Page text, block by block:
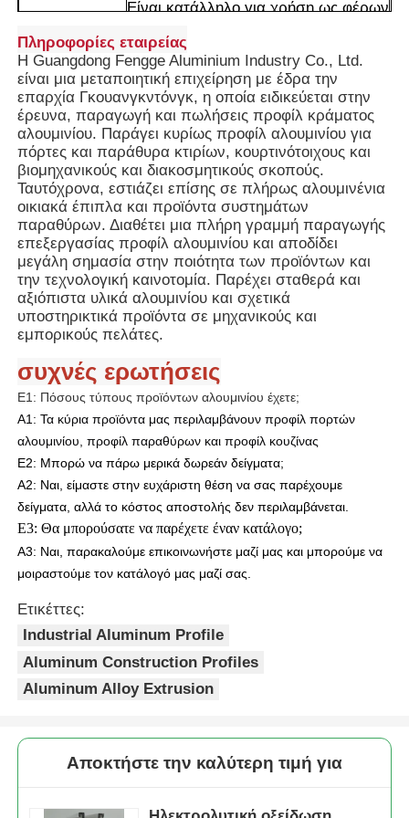
Επισκέψεις στο εργοστάσιο
Ποιοτικός έλεγχος
Επικοινωνήστε μαζί μας
Ειδήσεις
Ζητήστε μια προσφορά
Προφίλ αλουμινίου εξώθησης
Προφίλ Κουζίνας Αλουμινίου
Σχεδιαγράμματα παραθύρων αλουμινίου
Προφίλ πόρτας από αλουμίνιο
Βιομηχανική εκτόξευση αλουμινίου
Συσκευές για προφίλ αλουμινίου
Προφίλ παραθύρου θήκης
Πλεονεκτήματα
Είναι κατάλληλο για χρήση ως φέρων
και παραθύρων, ή ως οστέινο
πλαίσιο κουρτινότοιχων. Επιδεικνύει
σταθερότητα σε πολυώροφα κτίρια ή
κατασκευές μεγάλου ανοίγματος.
2. Ο σχεδιασμός άνω και κάτω
αυλακιού διευκολύνει την ακριβή
σύνδεση με τα στεγανωτικά
εξαρτήματα και τα εξαρτήματα, και
σε συνδυασμό με τη δομή
πολλαπλών θαλάμων, μπορούν να
αντισταθούν αποτελεσματικά σε
εξωτερικές δυνάμεις όπως ισχυροί
άνεμοι και σεισμοί και είναι απίθανο
να παραμορφωθούν σε μεγάλο
χρονικό διάστημα χρήσης.
3. Η δομή πολλαπλών θαλάμων
δημιουργεί ένα στρώμα αέρα, το
αγωγιμότητα θερμότητας και ψύχους.
Όταν συνδυάζεται με μονωτικές
λωρίδες, γίνεται μια επαναστατική
δομή αλουμινίου, μειώνοντας
αποτελεσματικά την ανταλλαγή
θερμότητας εσωτερικού και
εξωτερικού χώρου και μειώνοντας
την κατανάλωση ενέργειας
κλιματισμού/θέρμανσης.
4. Η κλιμακωτή δομή και οι
σφραγισμένες αυλακώσεις μπορούν
να σχηματίσουν πολλαπλά
και την είσοδο σκόνης, ενώ μειώνουν
ενισχύουν την ενεργειακή απόδοση.
Πληροφορίες εταιρείας
Η Guangdong Fengge Aluminium Industry Co., Ltd.
είναι μια μεταποιητική επιχείρηση με έδρα την
επαρχία Γκουανγκντόνγκ, η οποία ειδικεύεται στην
έρευνα, παραγωγή και πωλήσεις προφίλ κράματος
αλουμινίου. Παράγει κυρίως προφίλ αλουμινίου για
πόρτες και παράθυρα κτιρίων, κουρτινότοιχους και
βιομηχανικούς και διακοσμητικούς σκοπούς.
Ταυτόχρονα, εστιάζει επίσης σε πλήρως αλουμινένια
οικιακά έπιπλα και προϊόντα συστημάτων
παραθύρων. Διαθέτει μια πλήρη γραμμή παραγωγής
επεξεργασίας προφίλ αλουμινίου και αποδίδει
μεγάλη σημασία στην ποιότητα των προϊόντων και
την τεχνολογική καινοτομία. Παρέχει σταθερά και
αξιόπιστα υλικά αλουμινίου και σχετικά
υποστηρικτικά προϊόντα σε μηχανικούς και
εμπορικούς πελάτες.
συχνές ερωτήσεις
Ε1: Πόσους τύπους προϊόντων αλουμινίου έχετε;
Α1: Τα κύρια προϊόντα μας περιλαμβάνουν προφίλ πορτών
αλουμινίου, προφίλ παραθύρων και προφίλ κουζίνας
Ε2: Μπορώ να πάρω μερικά δωρεάν δείγματα;
Α2: Ναι, είμαστε στην ευχάριστη θέση να σας παρέχουμε
δείγματα, αλλά το κόστος αποστολής δεν περιλαμβάνεται.
Ε3: Θα μπορούσατε να παρέχετε έναν κατάλογο;
Α3: Ναι, παρακαλούμε επικοινωνήστε μαζί μας και μπορούμε να
μοιραστούμε τον κατάλογό μας μαζί σας.
Ετικέττες:
Industrial Aluminum Profile
Aluminum Construction Profiles
Aluminum Alloy Extrusion
Αποκτήστε την καλύτερη τιμή για